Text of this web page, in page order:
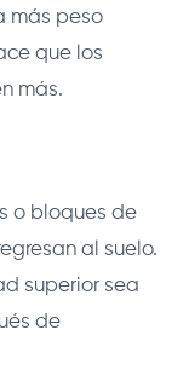
más peso
que los
más.
o bloques de
al suelo.
superior sea
de